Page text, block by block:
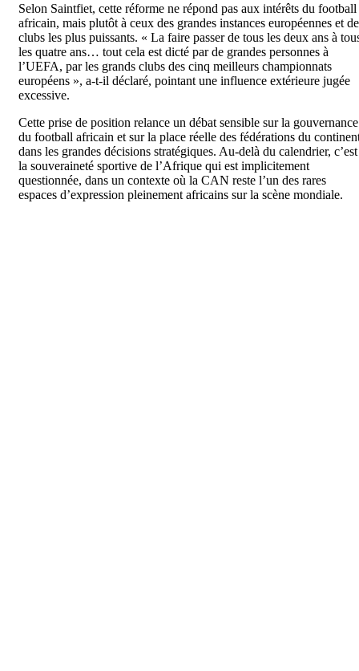
Selon Saintfiet, cette réforme ne répond pas aux intérêts du football
africain, mais plutôt à ceux des grandes instances européennes et
clubs les plus puissants. « La faire passer de tous les deux ans à
les quatre ans… tout cela est dicté par de grandes personnes à
l’UEFA, par les grands clubs des cinq meilleurs championnats
européens », a-t-il déclaré, pointant une influence extérieure jugée
excessive.
Cette prise de position relance un débat sensible sur la gouvernance
du football africain et sur la place réelle des fédérations du
dans les grandes décisions stratégiques. Au-delà du calendrier, c’est
la souveraineté sportive de l’Afrique qui est implicitement
questionnée, dans un contexte où la CAN reste l’un des rares
espaces d’expression pleinement africains sur la scène mondiale.